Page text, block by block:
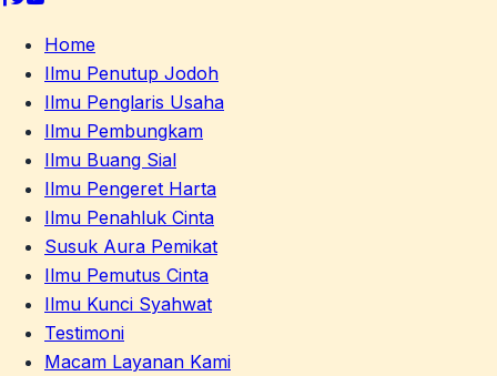
Home
Ilmu Penutup Jodoh
Ilmu Penglaris Usaha
Ilmu Pembungkam
Ilmu Buang Sial
Ilmu Pengeret Harta
Ilmu Penahluk Cinta
Susuk Aura Pemikat
Ilmu Pemutus Cinta
Ilmu Kunci Syahwat
Testimoni
Macam Layanan Kami